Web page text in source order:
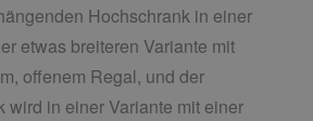
Hochschrank in einer
etwas breiteren Variante mit
offenem Regal, und der
wird in einer Variante mit einer